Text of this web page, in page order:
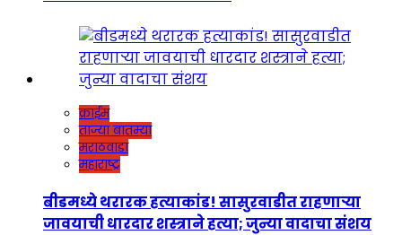
क्राईम
ताज्या बातम्या
मराठवाडा
महाराष्ट्र
बीडमध्ये थरारक हत्याकांड! सासुरवाडीत राहणाऱ्या
जावयाची धारदार शस्त्राने हत्या; जुन्या वादाचा संशय